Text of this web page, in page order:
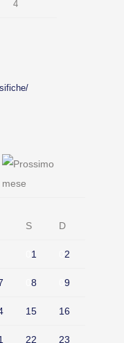
4
S D
1 2
8 9
15 16
22 23